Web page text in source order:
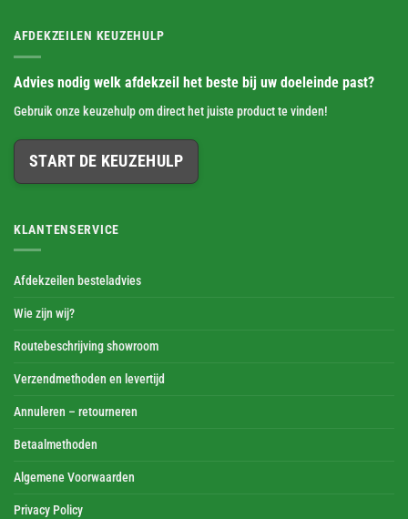
AFDEKZEILEN KEUZEHULP
Advies nodig welk afdekzeil het beste bij uw doeleinde past?
Gebruik onze keuzehulp om direct het juiste product te vinden!
START DE KEUZEHULP
KLANTENSERVICE
Afdekzeilen besteladvies
Wie zijn wij?
Routebeschrijving showroom
Verzendmethoden en levertijd
Annuleren – retourneren
Betaalmethoden
Algemene Voorwaarden
Privacy Policy